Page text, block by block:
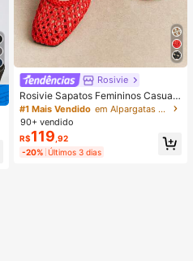
Rosivie
Rosivie Sapatos Femininos Casuais
de Bico Quadrado Trançado Confor
táveis Tipo Mary Jane
#1 Mais Vendido
em Alpargatas Apartamentos Femininos
90+ vendido
R$119,92
-20% Últimos 3 dias